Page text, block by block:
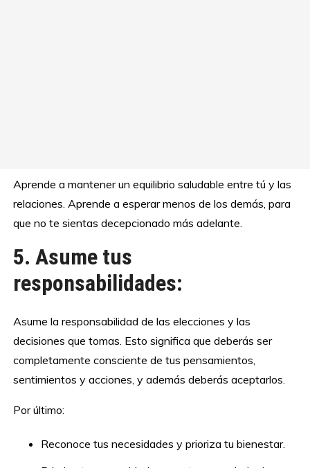
Aprende a mantener un equilibrio saludable entre tú y las
relaciones. Aprende a esperar menos de los demás, para
que no te sientas decepcionado más adelante.
5. Asume tus
responsabilidades:
Asume la responsabilidad de las elecciones y las
decisiones que tomas. Esto significa que deberás ser
completamente consciente de tus pensamientos,
sentimientos y acciones, y además deberás aceptarlos.
Por último:
Reconoce tus necesidades y prioriza tu bienestar.